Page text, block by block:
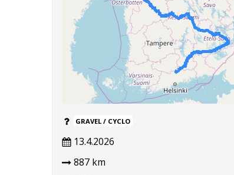
GRAVEL / CYCLO
13.4.2026
887 km